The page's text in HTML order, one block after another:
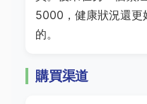
5000，健康狀況還更
的。
購買渠道